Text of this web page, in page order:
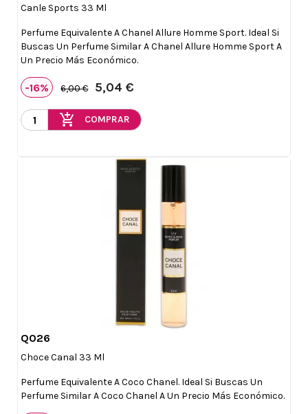
Canle Sports 33 Ml
Perfume Equivalente A Chanel Allure Homme Sport. Ideal Si
Buscas Un Perfume Similar A Chanel Allure Homme Sport A
Un Precio Más Económico.
-16% 6,00 € 5,04 €
add_shopping_cart COMPRAR
Q026
Choce Canal 33 Ml
Perfume Equivalente A Coco Chanel. Ideal Si Buscas Un
Perfume Similar A Coco Chanel A Un Precio Más Económico.